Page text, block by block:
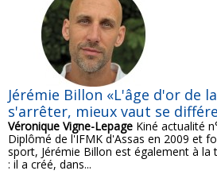
Jérémie Billon «L'âge d'or de
s'arrêter, mieux vaut se
Véronique Vigne-Lepage Kiné actualité
Diplômé de l'IFMK d'Assas en 2009 et
sport, Jérémie Billon est également à la
: il a créé, dans...